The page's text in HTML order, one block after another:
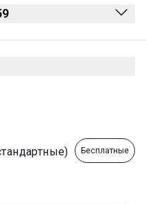
00:00 - 23:59
00:00 - 23:59
Бесплатные